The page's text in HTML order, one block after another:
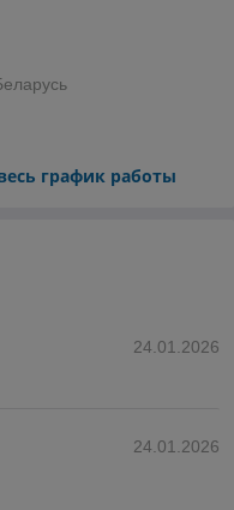
график работы
24.01.2026
24.01.2026